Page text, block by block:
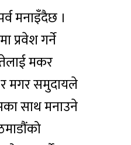
मनाइँदैछ ।
प्रवेश गर्ने
मकर
र मगर समुदायले
साथ मनाउने